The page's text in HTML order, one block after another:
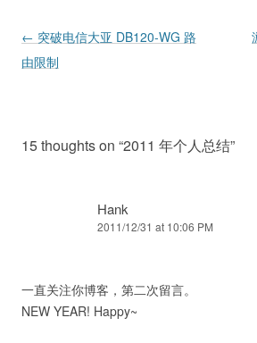
Post navigation
← 突破电信大亚 DB120-WG 路
由限制
15 thoughts on “2011 年个人总结”
Hank
2011/12/31 at 10:06 PM
一直关注你博客，第二次留言。
NEW YEAR! Happy~